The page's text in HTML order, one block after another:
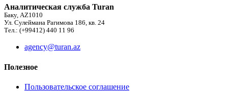
Аналитическая служба Turan
Баку, AZ1010
Ул. Сулеймана Рагимова 186, кв. 24
Тел.: (+99412) 440 11 96
agency@turan.az
Полезное
Пользовательское соглашение